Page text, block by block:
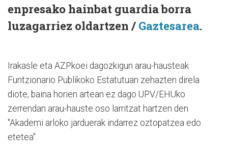
enpresako hainbat guardia borra
luzagarriez oldartzen / Gaztesarea.
Irakasle eta AZPkoei dagozkigun arau-hausteak
Funtzionario Publikoko Estatutuan zehazten direla
diote, baina horien artean ez dago UPV/EHUko
zerrendan arau-hauste oso larritzat hartzen den
"Akademi arloko jarduerak indarrez oztopatzea edo
etetea".